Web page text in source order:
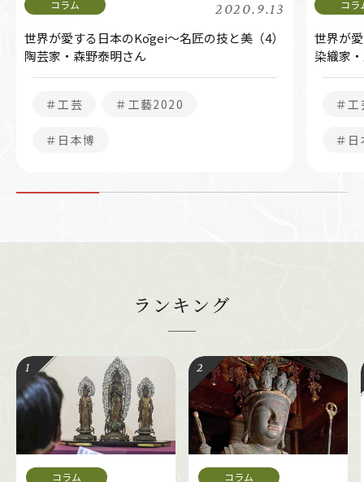
2020.9.13
世界が愛する日本のKōgei～名匠の技と美（4）
陶芸家・森野泰明さん
＃工芸 ＃工藝2020
＃日本博
世界が
染織家
＃工
＃
ランキング